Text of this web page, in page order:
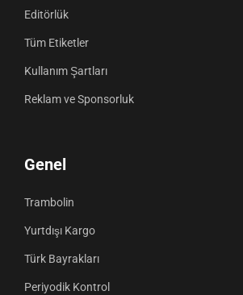
Editörlük
Tüm Etiketler
Kullanım Şartları
Reklam ve Sponsorluk
Genel
Trambolin
Yurtdışı Kargo
Türk Bayrakları
Periyodik Kontrol